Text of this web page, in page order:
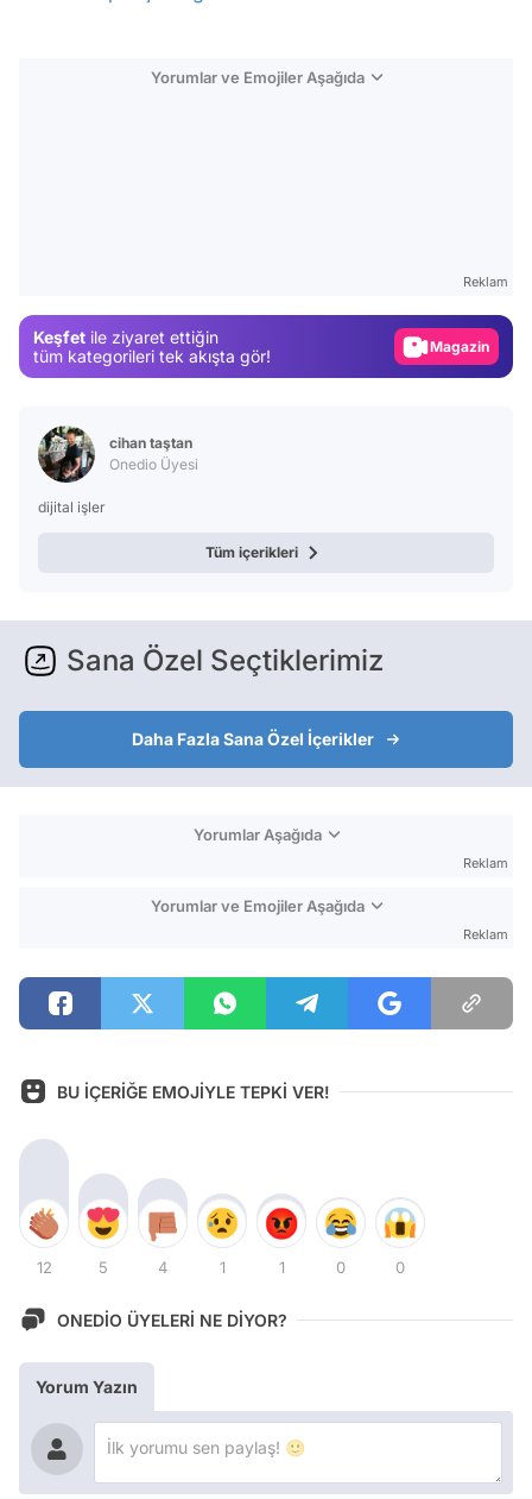
Yorumlar ve Emojiler Aşağıda
Reklam
Keşfet ile ziyaret ettiğin
tüm kategorileri tek akışta gör!
Video
cihan taştan
Onedio Üyesi
dijital işler
Tüm içerikleri
Sana Özel Seçtiklerimiz
Daha Fazla Sana Özel İçerikler
Yorumlar Aşağıda
Reklam
Yorumlar ve Emojiler Aşağıda
Reklam
BU İÇERİĞE EMOJİYLE TEPKİ VER!
12 5 4 1 1 0 0
ONEDİO ÜYELERİ NE DİYOR?
Yorum Yazın